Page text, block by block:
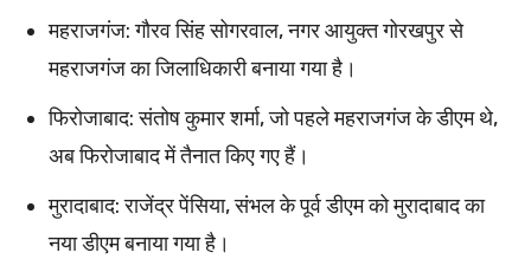
महराजगंज: गौरव सिंह सोगरवाल, नगर आयुक्त गोरखपुर से
महराजगंज का जिलाधिकारी बनाया गया है।
फिरोजाबाद: संतोष कुमार शर्मा, जो पहले महराजगंज के डीएम थे,
अब फिरोजाबाद में तैनात किए गए हैं।
मुरादाबाद: राजेंद्र पेंसिया, संभल के पूर्व डीएम को मुरादाबाद का
नया डीएम बनाया गया है।